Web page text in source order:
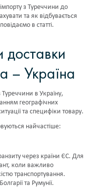
з Туреччини до
та як відбувається
в статті.
– Україна
в Україну,
географічних
та специфіки товару.
найчастіше:
через країни ЄС. Для
коли важливо
транспортування.
та Румунії.